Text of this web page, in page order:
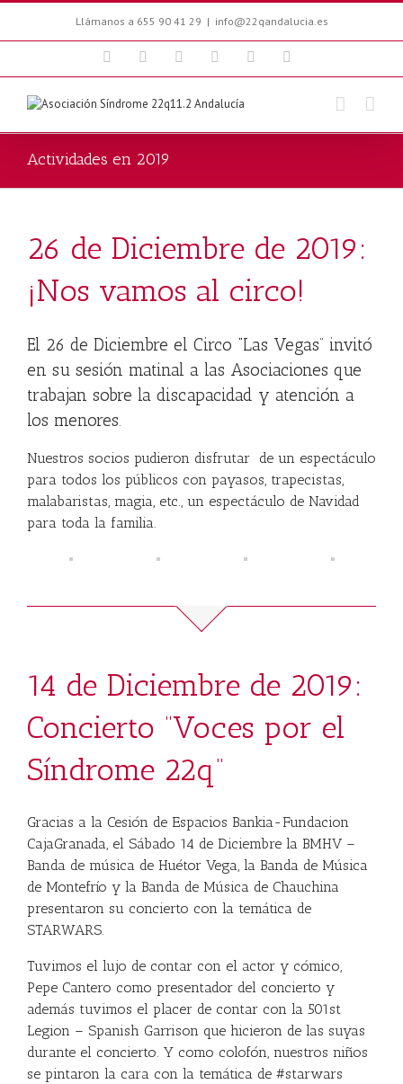
Llámanos a 655 90 41 29 | info@22qandalucia.es
FacebookTwitter Youtube Blogger Email
Actividades en 2019
26 de Diciembre de 2019:
¡Nos vamos al circo!
El 26 de Diciembre el Circo “Las Vegas” invitó
en su sesión matinal a las Asociaciones que
trabajan sobre la discapacidad y atención a
los menores
Nuestros socios pudieron disfrutar de un espectáculo
para todos los públicos con payasos, trapecistas,
malabaristas, magia, etc., un espectáculo de Navidad
para toda la familia.
14 de Diciembre de 2019:
Concierto “Voces por el
Síndrome 22q”
Gracias a la Cesión de Espacios Bankia-Fundacion
CajaGranada, el Sábado 14 de Diciembre la BMHV –
Banda de música de Huétor Vega, la Banda de Música
de Montefrío y la Banda de Música de Chauchina
presentaron su concierto con la temática de
STARWARS.
Tuvimos el lujo de contar con el actor y cómico,
Pepe Cantero como presentador del concierto y
además tuvimos el placer de contar con la 501st
Legion – Spanish Garrison que hicieron de las suyas
durante el concierto. Y como colofón, nuestros niños
se pintaron la cara con la temática de #starwars